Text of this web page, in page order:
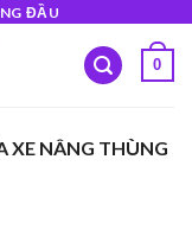
ĐẦU
0
XE NÂNG THÙNG